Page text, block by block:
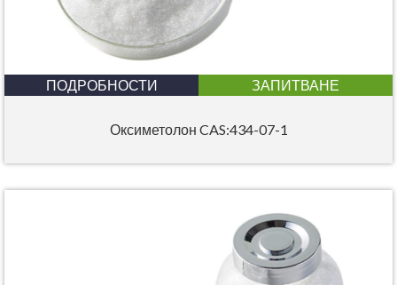
ПОДРОБНОСТИ ЗАПИТВАНЕ
Оксиметолон CAS:434-07-1